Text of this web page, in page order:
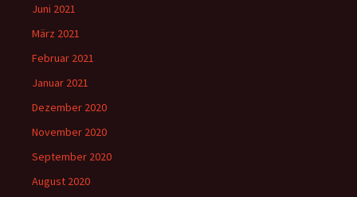
Juni 2021
März 2021
Februar 2021
Januar 2021
Dezember 2020
November 2020
September 2020
August 2020